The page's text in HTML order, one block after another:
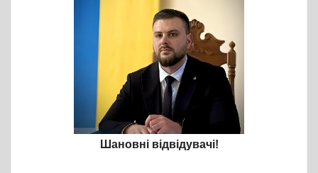
Шановні відвідувачі!